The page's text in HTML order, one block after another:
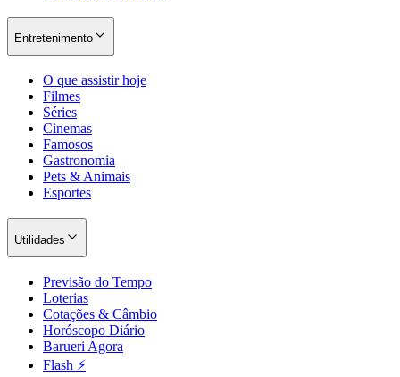
Entretenimento
O que assistir hoje
Filmes
Séries
Cinemas
Famosos
Gastronomia
Pets & Animais
Esportes
Utilidades
Previsão do Tempo
Loterias
Cotações & Câmbio
Horóscopo Diário
Barueri Agora
Flash ⚡